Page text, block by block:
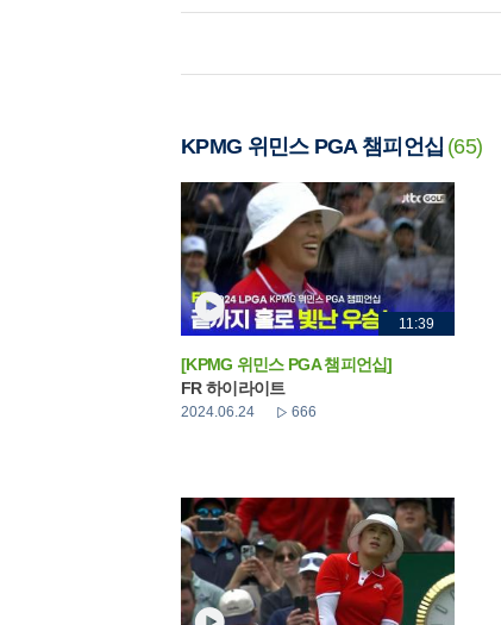
KPMG 위민스 PGA 챔피언십 (65)
11:39
[KPMG 위민스 PGA 챔피언십]
FR 하이라이트
2024.06.24 666